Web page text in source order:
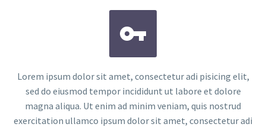


Lorem ipsum dolor sit amet, consectetur adi pisicing elit,
sed do eiusmod tempor incididunt ut labore et dolore
magna aliqua. Ut enim ad minim veniam, quis nostrud
exercitation ullamco ipsum dolor sit amet, consectetur adi